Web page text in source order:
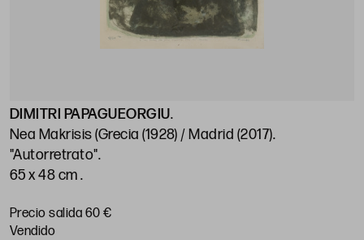
DIMITRI PAPAGUEORGIU.
Nea Makrisis (Grecia (1928) / Madrid (2017).
"Autorretrato".
65 x 48 cm.
Precio salida 60 €
vendido